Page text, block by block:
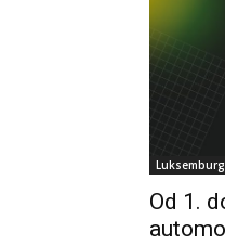
Luksemburg
Od 1.